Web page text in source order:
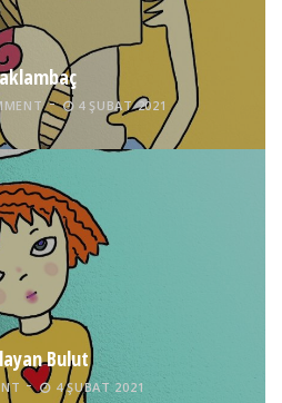
4 ŞUBAT 2021
Bulut
4 ŞUBAT 2021